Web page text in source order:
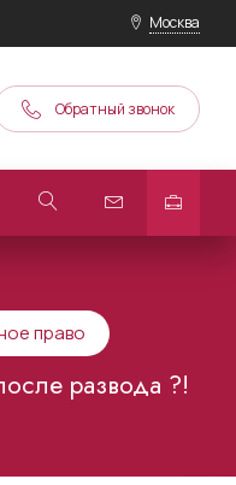
Москва
Обратный звонок
право
развода ?!